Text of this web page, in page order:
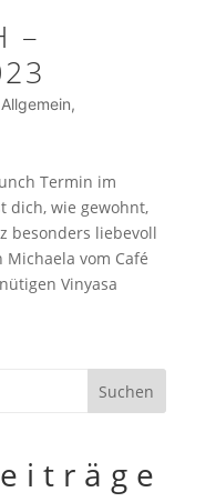
–
Allgemein,
Termin im
dich, wie gewohnt,
besonders liebevoll
vom Café
Vinyasa
Suchen